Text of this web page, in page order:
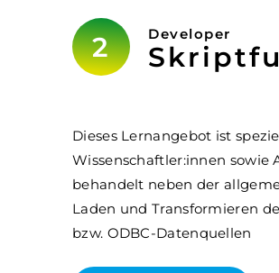
Developer
Dieses Lernangebot ist
Wissenschaftler:innen
behandelt neben der
Laden und Transformieren
bzw. ODBC-Datenquellen